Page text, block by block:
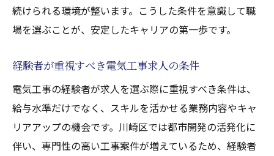
続けられる環境が整います。こうした条件を意識して職
場を選ぶことが、安定したキャリアの第一歩です。
経験者が重視すべき電気工事求人の条件
電気工事の経験者が求人を選ぶ際に重視すべき条件は、
給与水準だけでなく、スキルを活かせる業務内容やキャ
リアアップの機会です。川崎区では都市開発の活発化に
伴い、専門性の高い工事案件が増えているため、経験者